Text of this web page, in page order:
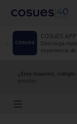
COSUES APP
Descarga
experiencia de
¿Eres maestro, colegio
precios.